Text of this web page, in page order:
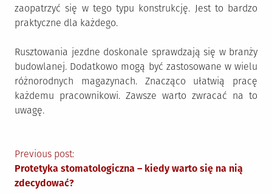
zaopatrzyć się w tego typu konstrukcję. Jest to bardzo
praktyczne dla każdego.
Rusztowania jezdne doskonale sprawdzają się w branży
budowlanej. Dodatkowo mogą być zastosowane w wielu
różnorodnych magazynach. Znacząco ułatwią pracę
każdemu pracownikowi. Zawsze warto zwracać na to
uwagę.
Nawigacja
Previous post:
Protetyka stomatologiczna – kiedy warto się na nią
zdecydować?